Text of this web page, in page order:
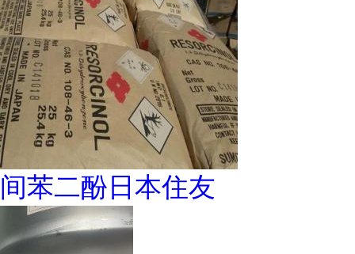
间苯二酚日本住友